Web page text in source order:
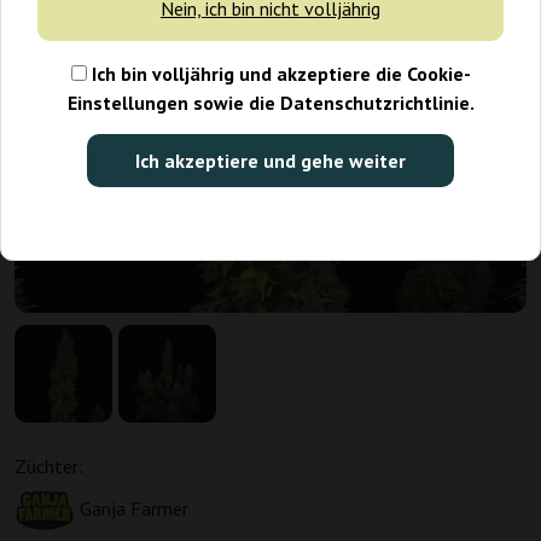
Nein, ich bin nicht volljährig
Ich bin volljährig und akzeptiere die Cookie-
Einstellungen sowie die Datenschutzrichtlinie.
Ich akzeptiere und gehe weiter
Züchter:
Ganja Farmer